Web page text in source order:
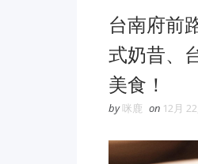
台南府前
式奶昔、
美食！
by咪鹿 on 12月